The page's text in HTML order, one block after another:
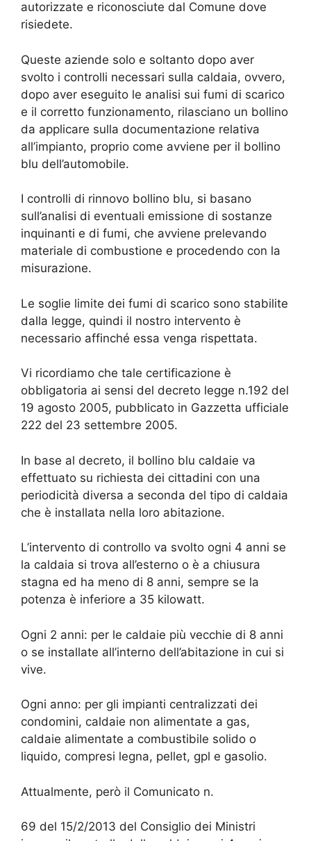
autorizzate e riconosciute dal Comune dove
risiedete.
Queste aziende solo e soltanto dopo aver
svolto i controlli necessari sulla caldaia, ovvero,
dopo aver eseguito le analisi sui fumi di scarico
e il corretto funzionamento, rilasciano un bollino
da applicare sulla documentazione relativa
all’impianto, proprio come avviene per il bollino
blu dell’automobile.
I controlli di rinnovo bollino blu, si basano
sull’analisi di eventuali emissione di sostanze
inquinanti e di fumi, che avviene prelevando
materiale di combustione e procedendo con la
misurazione.
Le soglie limite dei fumi di scarico sono stabilite
dalla legge, quindi il nostro intervento è
necessario affinché essa venga rispettata.
Vi ricordiamo che tale certificazione è
obbligatoria ai sensi del decreto legge n.192 del
19 agosto 2005, pubblicato in Gazzetta ufficiale
222 del 23 settembre 2005.
In base al decreto, il bollino blu caldaie va
effettuato su richiesta dei cittadini con una
periodicità diversa a seconda del tipo di caldaia
che è installata nella loro abitazione.
L’intervento di controllo va svolto ogni 4 anni se
la caldaia si trova all’esterno o è a chiusura
stagna ed ha meno di 8 anni, sempre se la
potenza è inferiore a 35 kilowatt.
Ogni 2 anni: per le caldaie più vecchie di 8 anni
o se installate all’interno dell’abitazione in cui si
vive.
Ogni anno: per gli impianti centralizzati dei
condomini, caldaie non alimentate a gas,
caldaie alimentate a combustibile solido o
liquido, compresi legna, pellet, gpl e gasolio.
Attualmente, però il Comunicato n.
69 del 15/2/2013 del Consiglio dei Ministri